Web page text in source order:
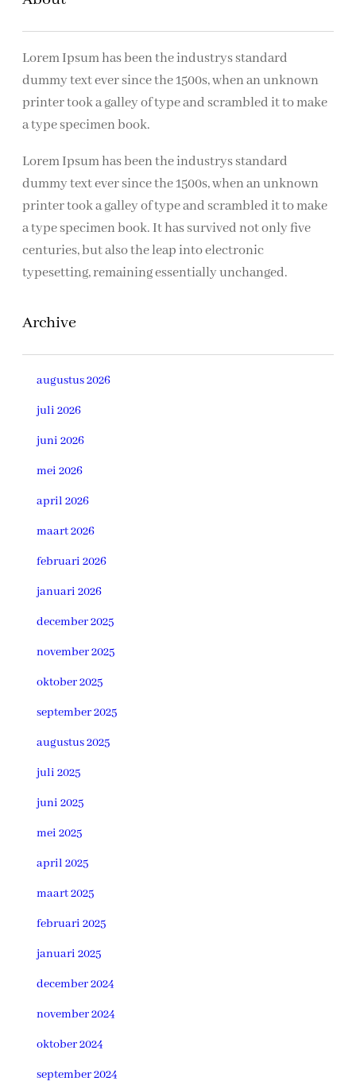
n
Lorem Ipsum has been the industrys standard
dummy text ever since the 1500s, when an unknown
printer took a galley of type and scrambled it to make
a type specimen book.
Lorem Ipsum has been the industrys standard
dummy text ever since the 1500s, when an unknown
printer took a galley of type and scrambled it to make
a type specimen book. It has survived not only five
centuries, but also the leap into electronic
typesetting, remaining essentially unchanged.
Archive
augustus 2026
juli 2026
juni 2026
mei 2026
april 2026
maart 2026
februari 2026
januari 2026
december 2025
november 2025
oktober 2025
september 2025
augustus 2025
juli 2025
juni 2025
mei 2025
april 2025
maart 2025
februari 2025
januari 2025
december 2024
november 2024
oktober 2024
september 2024